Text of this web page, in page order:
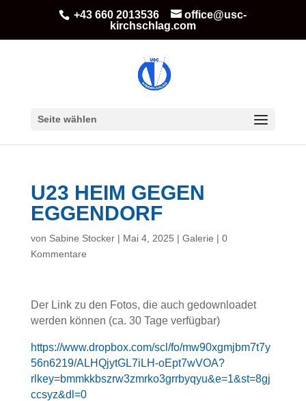
+43 660 2013536
office@usc-
kirchschlag.com
Seite wählen
U23 HEIM GEGEN
EGGENDORF
von Sabine Stocker| Mai 4, 2025 | Galerie | 0
Kommentare
Der Link zu den Fotos, die auch gedownloadet
werden können (ca. 30 Tage verfügbar)
https://www.dropbox.com/scl/fo/mw90xgmjbm7t7y
56n6219/ALHQjytGL7iLH-oEpt7wVOA?
rlkey=bmmkkbszrw3zmrko3grrbyqyu&e=1&st=8gj
ccsyz&dl=0